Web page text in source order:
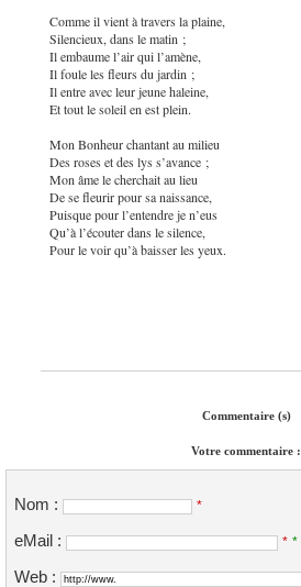
Comme il vient à travers la plaine,
Silencieux, dans le matin ;
Il embaume l’air qui l’amène,
Il foule les fleurs du jardin ;
Il entre avec leur jeune haleine,
Et tout le soleil en est plein.
Mon Bonheur chantant au milieu
Des roses et des lys s’avance ;
Mon âme le cherchait au lieu
De se fleurir pour sa naissance,
Puisque pour l’entendre je n’eus
Qu’à l’écouter dans le silence,
Pour le voir qu’à baisser les yeux.
Commentaire (s)
Votre commentaire :
Nom : *
eMail : * *
Web :